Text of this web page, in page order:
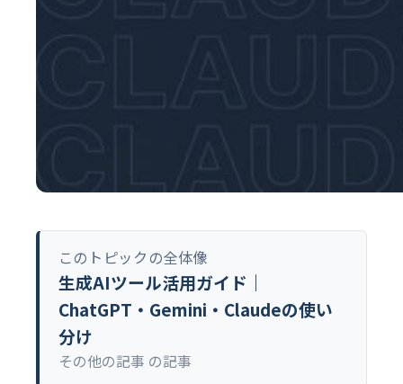
このトピックの全体像
生成AIツール活用ガイド｜
ChatGPT・Gemini・Claudeの使い
分け
その他の記事 の記事